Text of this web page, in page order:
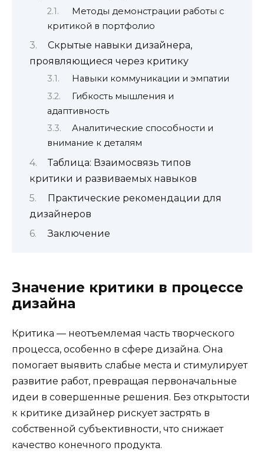
Методы демонстрации работы с
критикой в портфолио
Скрытые навыки дизайнера,
проявляющиеся через критику
Навыки коммуникации и эмпатии
Гибкость мышления и
адаптивность
Аналитические способности и
внимание к деталям
Таблица: Взаимосвязь типов
критики и развиваемых навыков
Практические рекомендации для
дизайнеров
Заключение
Значение критики в процессе
дизайна
Критика — неотъемлемая часть творческого
процесса, особенно в сфере дизайна. Она
помогает выявить слабые места и стимулирует
развитие работ, превращая первоначальные
идеи в совершенные решения. Без открытости
к критике дизайнер рискует застрять в
собственной субъективности, что снижает
качество конечного продукта.